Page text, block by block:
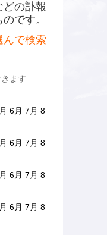
の訃報
です。
んで検索
ます
6月 7月 8
6月 7月 8
6月 7月 8
6月 7月 8